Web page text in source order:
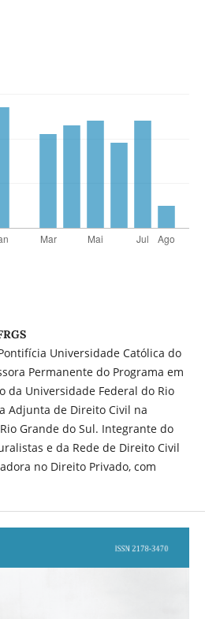
Universidade Católica do
Permanente do Programa em
da Universidade Federal do Rio
Adjunta de Direito Civil na
Grande do Sul. Integrante do
e da Rede de Direito Civil
no Direito Privado, com